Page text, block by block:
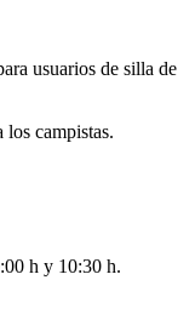
usuarios de silla de
los campistas.
h y 10:30 h.